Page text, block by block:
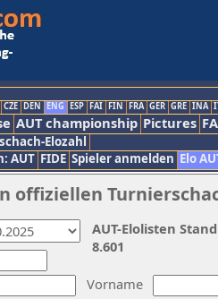
CZE DEN ENG ESP FAI FIN FRA GER GRE INA
AUT championship Pictures
Elozahl
AUT FIDE Spieler anmelden Elo
offiziellen
Vorname
AUT-Elolisten
8.601